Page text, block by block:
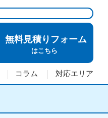
コラム 対応エリア
無料見積りフォーム
はこちら